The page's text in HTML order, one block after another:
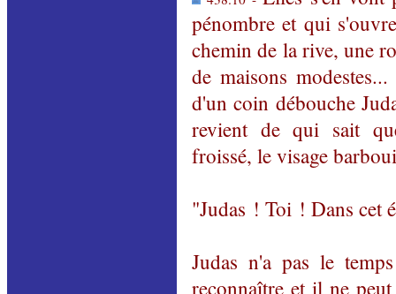
pénombre et qui
chemin de la rive, une
de maisons
d'un coin débouche
revient de qui sait
froissé, le visage
"Judas ! Toi ! Dans cet
Judas n'a pas le
reconnaître et il ne